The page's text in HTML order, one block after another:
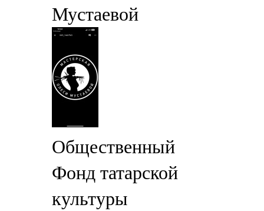
Мустаевой
Общественный
Фонд татарской
культуры